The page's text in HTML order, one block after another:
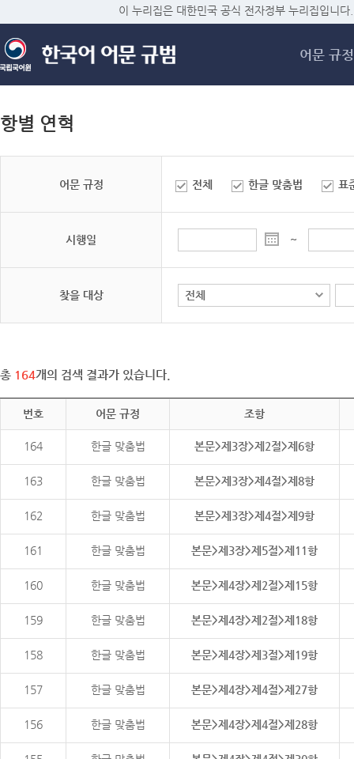
메
이 누리집은 대한민국 공식 전자정부 누리집입니다.
어문 규정
항별 연혁
어문 규정 전체 한글 맞춤법 표
시행일 ~
찾을 대상
총 164개의 검색 결과가 있습니다.
번호 어문 규정 조항
164 한글 맞춤법 본문>제3장>제2절>제6항
163 한글 맞춤법 본문>제3장>제4절>제8항
162 한글 맞춤법 본문>제3장>제4절>제9항
161 한글 맞춤법 본문>제3장>제5절>제11항
160 한글 맞춤법 본문>제4장>제2절>제15항
159 한글 맞춤법 본문>제4장>제2절>제18항
158 한글 맞춤법 본문>제4장>제3절>제19항
157 한글 맞춤법 본문>제4장>제4절>제27항
156 한글 맞춤법 본문>제4장>제4절>제28항